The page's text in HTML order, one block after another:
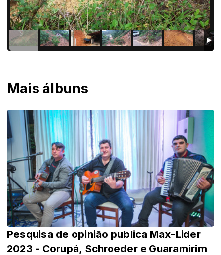
Mais álbuns
Pesquisa de opinião publica Max-Lider
2023 - Corupá, Schroeder e Guaramirim